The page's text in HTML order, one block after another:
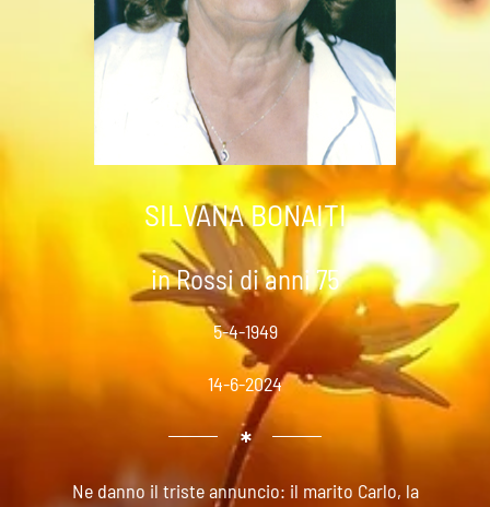
SILVANA BONAITI
in Rossi di anni 75
5-4-1949
14-6-2024
Ne danno il triste annuncio: il marito Carlo, la